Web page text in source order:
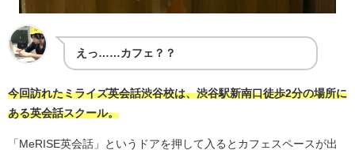
えっ……カフェ？？
今回訪れたミライズ英会話渋谷校は、渋谷駅新南口徒歩2分の場所に
ある英会話スクール。
「MeRISE英会話」というドアを押して入るとカフェスペースが出